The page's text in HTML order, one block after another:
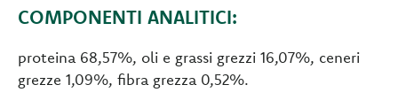
COMPONENTI ANALITICI:
proteina 68,57%, oli e grassi grezzi 16,07%, ceneri
grezze 1,09%, fibra grezza 0,52%.